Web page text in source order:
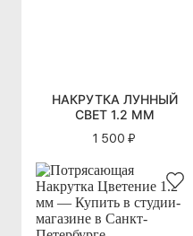
НАКРУТКА ЛУННЫЙ
СВЕТ 1.2 ММ
1 500 ₽